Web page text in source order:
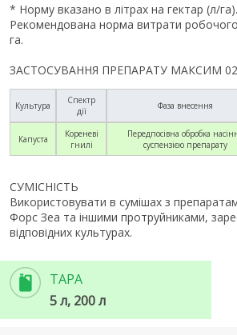
* Норму вказано в літрах на гектар (л/га).
Рекомендована норма витрати
га.
ЗАСТОСУВАННЯ ПРЕПАРАТУ МАКСИМ
Культура
Спектр
дії
Фаза внесення
Капуста
Кореневі
гнилі
Передпосівна обробка
суспензією препарату
СУМІСНІСТЬ
Використовувати в сумішах з
Форс Зеа та іншими протруйниками,
відповідних культурах.
ТАРА
5 л, 200 л